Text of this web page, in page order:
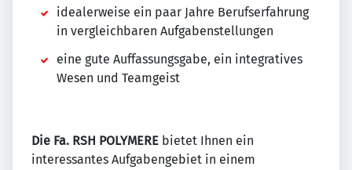
idealerweise ein paar Jahre Berufserfahrung
in vergleichbaren Aufgabenstellungen
eine gute Auffassungsgabe, ein integratives
Wesen und Teamgeist
Die Fa. RSH POLYMERE bietet Ihnen ein
interessantes Aufgabengebiet in einem